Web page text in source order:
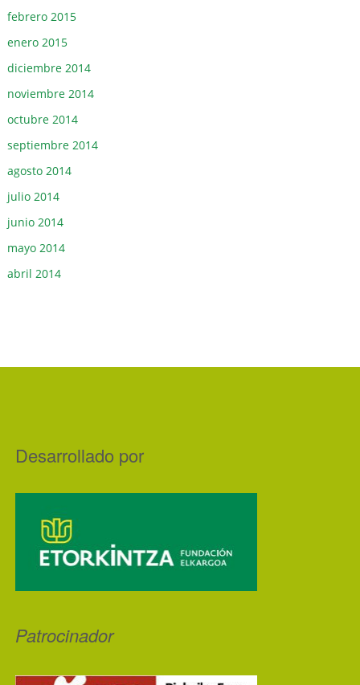
febrero 2015
enero 2015
diciembre 2014
noviembre 2014
octubre 2014
septiembre 2014
agosto 2014
julio 2014
junio 2014
mayo 2014
abril 2014
Desarrollado por
Patrocinador